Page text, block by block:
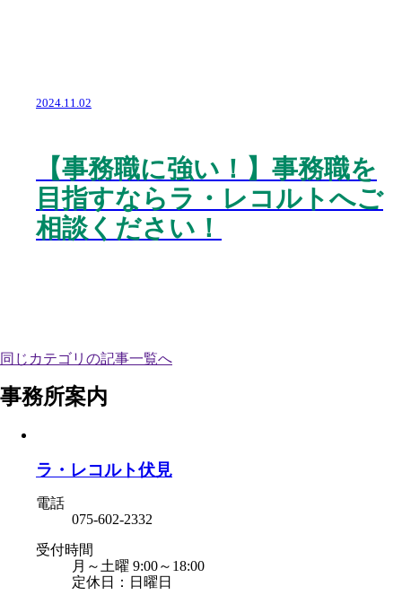
2024.11.02
【事務職に強い！】事務職を
目指すならラ・レコルトへご
相談ください！
同じカテゴリの記事⼀覧へ
事務所案内
ラ・レコルト伏見
電話
075-602-2332
受付時間
月～土曜 9:00～18:00
定休日：日曜日